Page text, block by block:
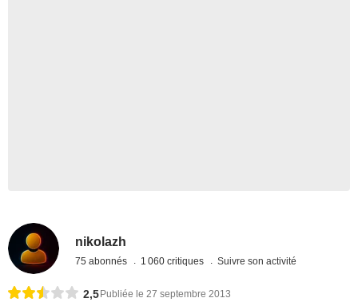
nikolazh
75 abonnés 1 060 critiques Suivre son activité
2,5 Publiée le 27 septembre 2013